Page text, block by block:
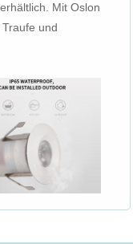
Mit Oslon
und